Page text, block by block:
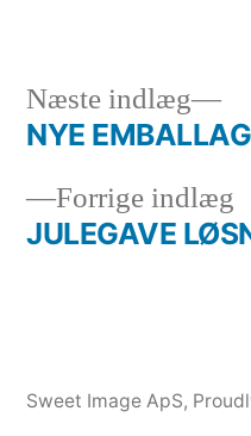
Forrige indlæg
JULEGAVE
Næste indlæg
NYE
Sweet Image ApS,